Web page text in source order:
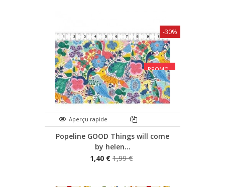
PROMO !
Aperçu rapide
Popeline GOOD Things will come
by helen...
1,40 € 1,99 €
-30%